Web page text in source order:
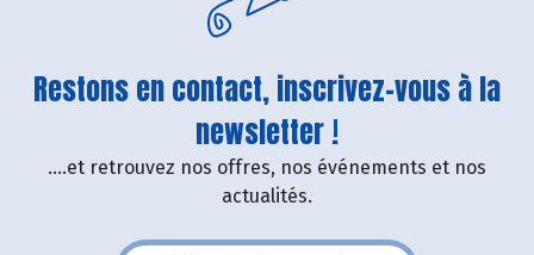
Restons en contact, inscrivez-vous à la
newsletter !
....et retrouvez nos offres, nos événements et nos
actualités.